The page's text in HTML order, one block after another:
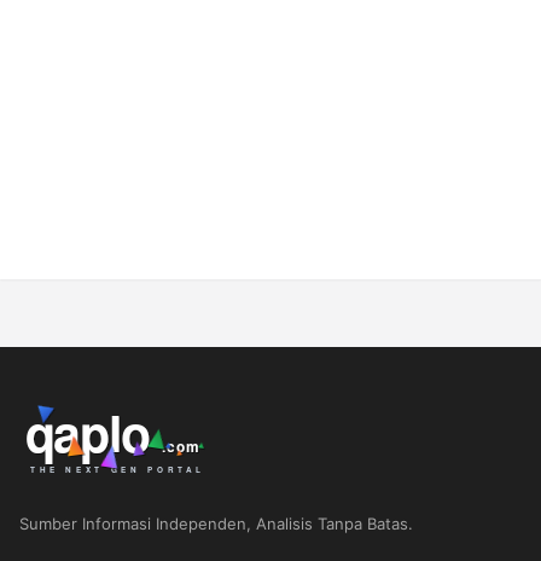
Sumber Informasi Independen, Analisis Tanpa Batas.